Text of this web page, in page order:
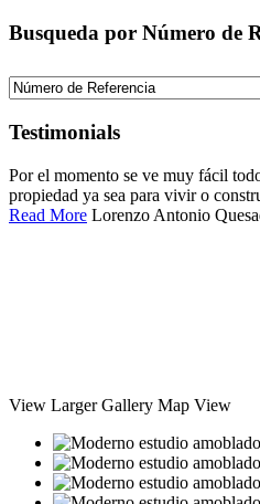
Busqueda por Número de
Testimonials
Por el momento se ve muy fácil
propiedad ya sea para vivir o
Read More Lorenzo Antonio
View Larger Gallery Map View